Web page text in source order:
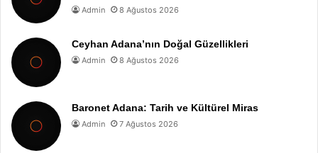
Admin 8 Ağustos 2026
Ceyhan Adana’nın Doğal Güzellikleri
Admin 8 Ağustos 2026
Baronet Adana: Tarih ve Kültürel Miras
Admin 7 Ağustos 2026